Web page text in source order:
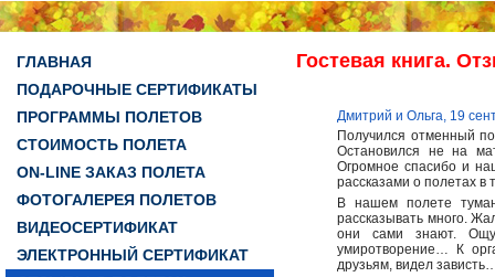
ГЛАВНАЯ
ПОДАРОЧНЫЕ СЕРТИФИКАТЫ
ПРОГРАММЫ ПОЛЕТОВ
СТОИМОСТЬ ПОЛЕТА
ON-LINE ЗАКАЗ ПОЛЕТА
ФОТОГАЛЕРЕЯ ПОЛЕТОВ
ВИДЕОСЕРТИФИКАТ
ЭЛЕКТРОННЫЙ СЕРТИФИКАТ
Гостевая книга.
Дмитрий и Ольга, 19
Получился отменный
Остановился не на
Огромное спасибо и
рассказами о полетах в
В нашем полете
рассказывать много.
они сами знают.
умиротворение… К
друзьям, видел